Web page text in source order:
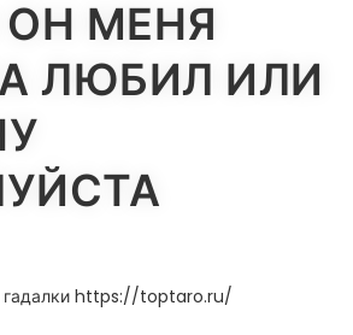
МЕНЯ
ЛЮБИЛ ИЛИ
гадалки https://toptaro.ru/